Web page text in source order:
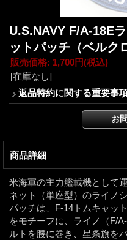
U.S.NAVY F/A-18E
ットパッチ（ベルク
販売価格: 1,700円(税込)
[在庫なし]
返品特約に関する重要事
商品詳細
米海軍の主力艦載機として
ネット（単座型）のライノ
パッチは、F-14トムキャッ
をモチーフに、ライノ（F/
ルトを腰に巻き、星条旗を